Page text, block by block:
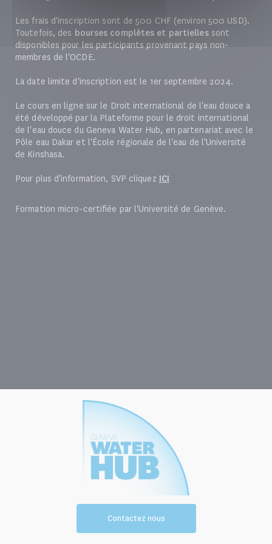
Les frais d'inscription sont de 500 CHF (environ 500 USD).
Toutefois, des bourses complètes et partielles sont
disponibles pour les participants provenant pays non-
membres de l'OCDE.
La date limite d'inscription est le 1er septembre 2024.
Le cours en ligne sur le Droit international de l'eau douce a
été développé par la Plateforme pour le droit international
de l'eau douce du Geneva Water Hub, en partenariat avec le
Pôle eau Dakar et l'École régionale de l'eau de l'Université
de Kinshasa.
Pour plus d'information, SVP cliquez ICI
Formation micro-certifiée par l'Université de Genève.
Contactez nous